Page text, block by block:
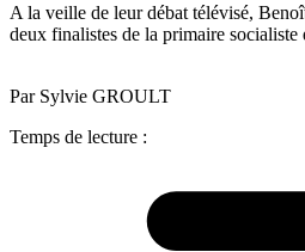
A la veille de leur débat télévisé,
deux finalistes de la primaire socialiste
Par Sylvie GROULT
Temps de lecture :